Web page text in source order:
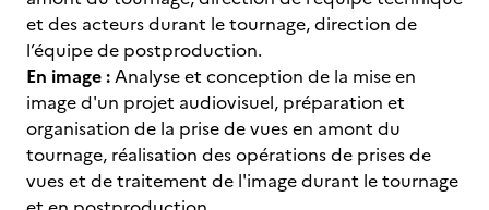
et des acteurs durant le tournage, direction de
l’équipe de postproduction.
En image :Analyse et conception de la mise en
image d'un projet audiovisuel, préparation et
organisation de la prise de vues en amont du
tournage, réalisation des opérations de prises de
vues et de traitement de l'image durant le tournage